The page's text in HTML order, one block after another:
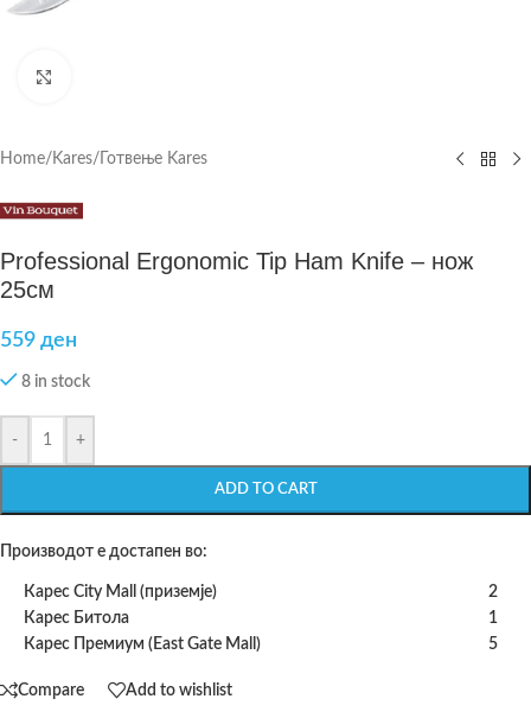
Home/ Kares/ Готвење Kares
Professional Ergonomic Tip Ham Knife – нож
25см
559 ден
8 in stock
- +
ADD TO CART
Производот е достапен во:
Карес City Mall (приземје)
2
Карес Битола
1
Карес Премиум (East Gate Mall)
5
Compare Add to wishlist